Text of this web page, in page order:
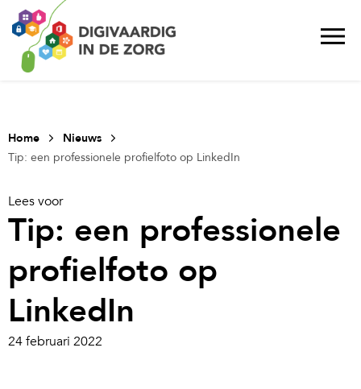
Home
Nieuws
Tip: een professionele profielfoto op LinkedIn
Lees voor
Tip: een professionele
profielfoto op
LinkedIn
24 februari 2022